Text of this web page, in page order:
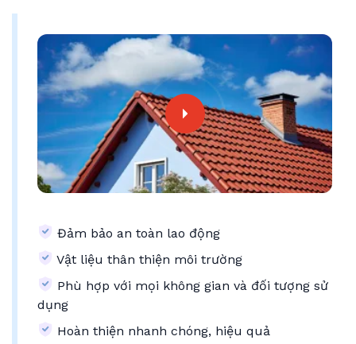
Đảm bảo an toàn lao động
Vật liệu thân thiện môi trường
Phù hợp với mọi không gian và đối tượng sử
dụng
Hoàn thiện nhanh chóng, hiệu quả